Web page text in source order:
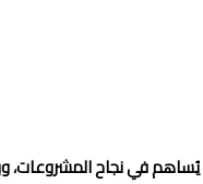
في نجاح المشروعات،